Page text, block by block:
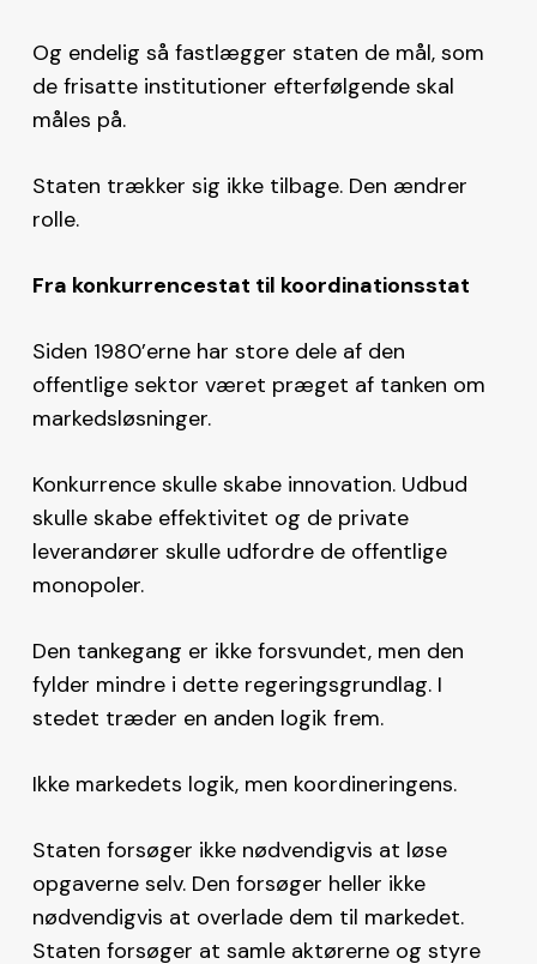
Og endelig så fastlægger staten de mål, som
de frisatte institutioner efterfølgende skal
måles på.
Staten trækker sig ikke tilbage. Den ændrer
rolle.
Fra konkurrencestat til koordinationsstat
Siden 1980’erne har store dele af den
offentlige sektor været præget af tanken om
markedsløsninger.
Konkurrence skulle skabe innovation. Udbud
skulle skabe effektivitet og de private
leverandører skulle udfordre de offentlige
monopoler.
Den tankegang er ikke forsvundet, men den
fylder mindre i dette regeringsgrundlag. I
stedet træder en anden logik frem.
Ikke markedets logik, men koordineringens.
Staten forsøger ikke nødvendigvis at løse
opgaverne selv. Den forsøger heller ikke
nødvendigvis at overlade dem til markedet.
Staten forsøger at samle aktørerne og styre